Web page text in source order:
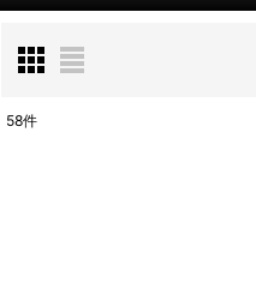
58件